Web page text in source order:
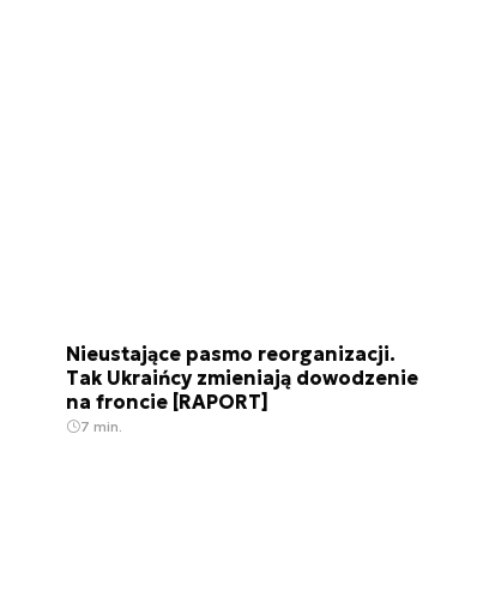
Nieustające pasmo reorganizacji.
Tak Ukraińcy zmieniają dowodzenie
na froncie [RAPORT]
7 min.